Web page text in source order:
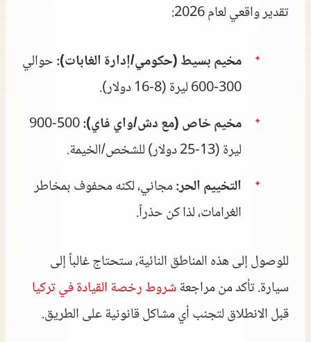
تقدير واقعي لعام 2026:
مخيم بسيط (حكومي/إدارة الغابات):حوالي
300-600 ليرة (8-16 دولار).
مخيم خاص (مع دش/واي فاي):
500-900
ليرة (13-25 دولار) للشخص/الخيمة.
التخييم الحر:مجاني، لكنه محفوف بمخاطر
الغرامات، لذا كن حذراً.
للوصول إلى هذه المناطق النائية، ستحتاج غالباً إلى
سيارة. تأكد من مراجعةشروط رخصة القيادة في تركيا
قبل الانطلاق لتجنب أي مشاكل قانونية على الطريق.